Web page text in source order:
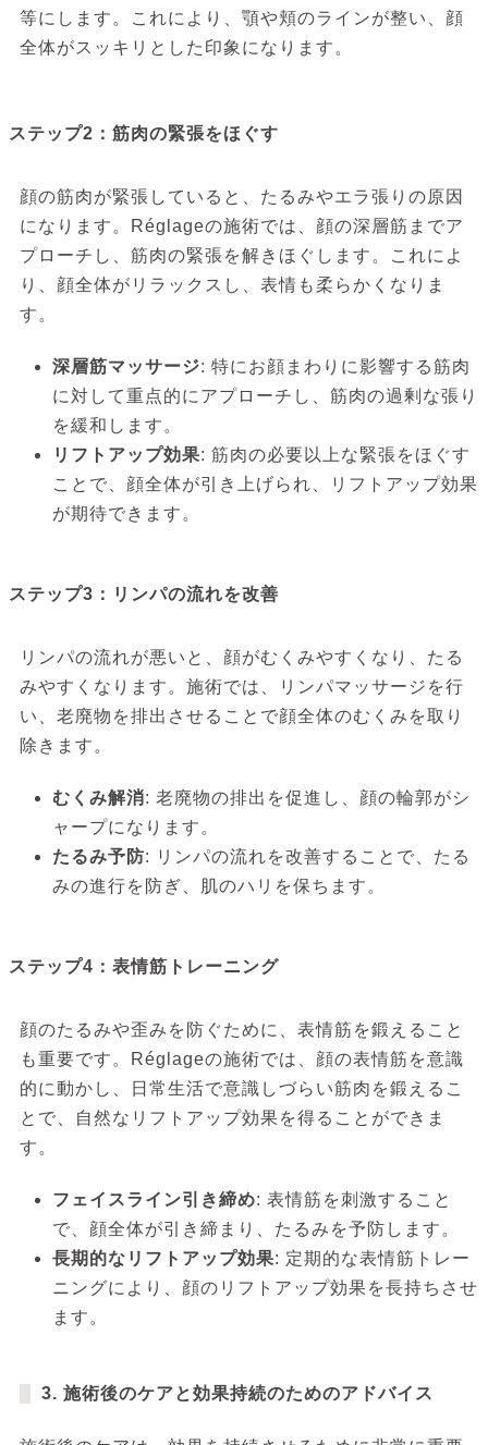
等にします。これにより、顎や頬のラインが整い、顔
全体がスッキリとした印象になります。
ステップ2：筋肉の緊張をほぐす
顔の筋肉が緊張していると、たるみやエラ張りの原因
になります。Réglageの施術では、顔の深層筋までア
プローチし、筋肉の緊張を解きほぐします。これによ
り、顔全体がリラックスし、表情も柔らかくなりま
す。
深層筋マッサージ: 特にお顔まわりに影響する筋肉
に対して重点的にアプローチし、筋肉の過剰な張り
を緩和します。
リフトアップ効果: 筋肉の必要以上な緊張をほぐす
ことで、顔全体が引き上げられ、リフトアップ効果
が期待できます。
ステップ3：リンパの流れを改善
リンパの流れが悪いと、顔がむくみやすくなり、たる
みやすくなります。施術では、リンパマッサージを行
い、老廃物を排出させることで顔全体のむくみを取り
除きます。
むくみ解消: 老廃物の排出を促進し、顔の輪郭がシ
ャープになります。
たるみ予防: リンパの流れを改善することで、たる
みの進行を防ぎ、肌のハリを保ちます。
ステップ4：表情筋トレーニング
顔のたるみや歪みを防ぐために、表情筋を鍛えること
も重要です。Réglageの施術では、顔の表情筋を意識
的に動かし、日常生活で意識しづらい筋肉を鍛えるこ
とで、自然なリフトアップ効果を得ることができま
す。
フェイスライン引き締め: 表情筋を刺激すること
で、顔全体が引き締まり、たるみを予防します。
長期的なリフトアップ効果: 定期的な表情筋トレー
ニングにより、顔のリフトアップ効果を長持ちさせ
ます。
3. 施術後のケアと効果持続のためのアドバイス